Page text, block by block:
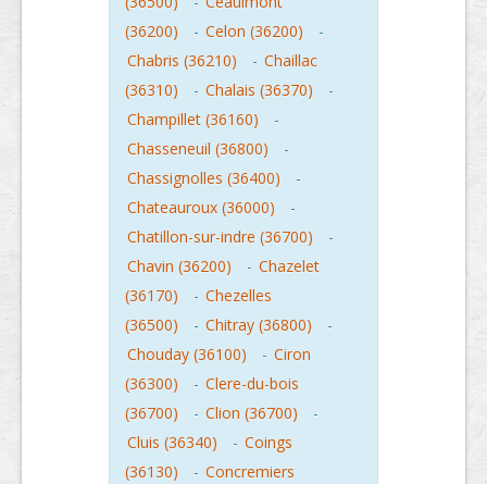
(36200)
- Celon (36200)
-
Chabris (36210)
- Chaillac
(36310)
- Chalais (36370)
-
Champillet (36160)
-
Chasseneuil (36800)
-
Chassignolles (36400)
-
Chateauroux (36000)
-
Chatillon-sur-indre (36700)
-
Chavin (36200)
- Chazelet
(36170)
- Chezelles
(36500)
- Chitray (36800)
-
Chouday (36100)
- Ciron
(36300)
- Clere-du-bois
(36700)
- Clion (36700)
-
Cluis (36340)
- Coings
(36130)
- Concremiers